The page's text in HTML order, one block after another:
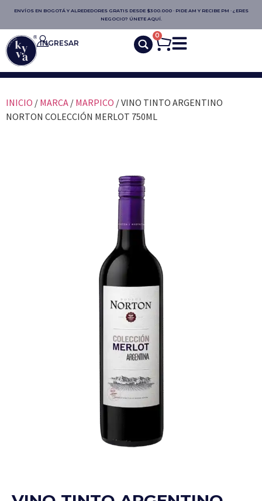
ENVÍOS EN BOGOTÁ Y ALREDEDORES GRATIS DESDE $300.000 · PIDE AM Y RECIBE PM · ¿ERES
NEGOCIO? ÚNETE AQUÍ.
INGRESAR
0
INICIO / MARCA / MARPICO / VINO TINTO ARGENTINO
NORTON COLECCIÓN MERLOT 750ML